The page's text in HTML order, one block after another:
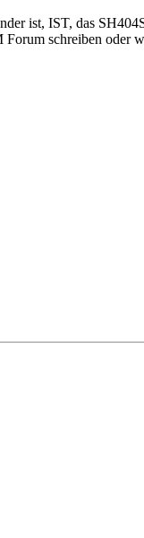
ist, IST, das
schreiben oder